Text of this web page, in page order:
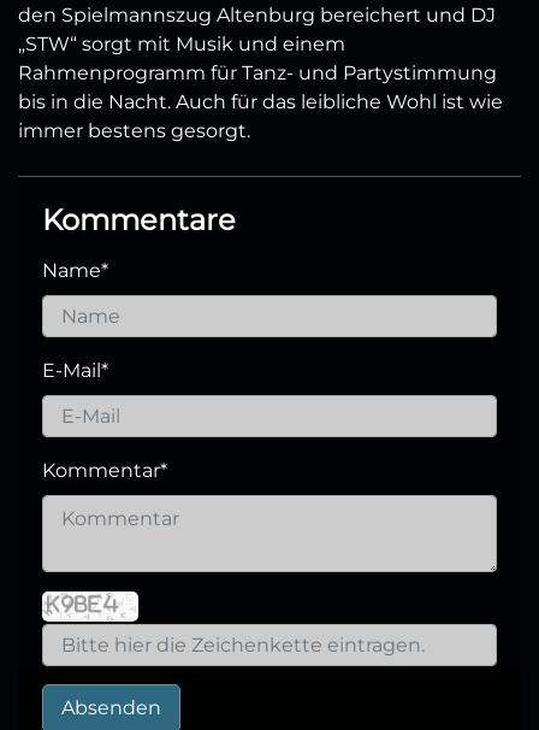
den Spielmannszug Altenburg bereichert und DJ
„STW“ sorgt mit Musik und einem
Rahmenprogramm für Tanz- und Partystimmung
bis in die Nacht. Auch für das leibliche Wohl ist wie
immer bestens gesorgt.
Kommentare
Name*
E-Mail*
Kommentar*
Absenden